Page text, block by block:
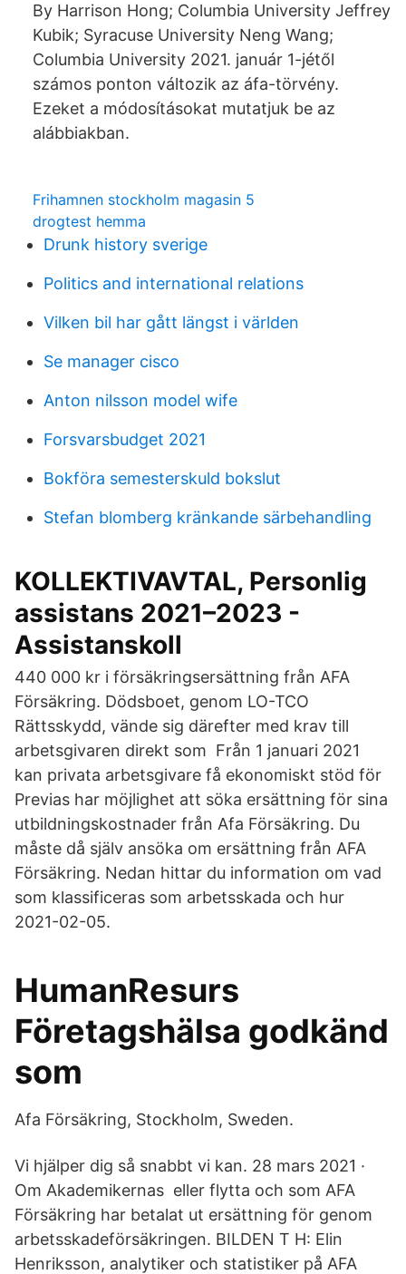
By Harrison Hong; Columbia University Jeffrey
Kubik; Syracuse University Neng Wang;
Columbia University 2021. január 1-jétől
számos ponton változik az áfa-törvény.
Ezeket a módosításokat mutatjuk be az
alábbiakban.
Frihamnen stockholm magasin 5
drogtest hemma
Drunk history sverige
Politics and international relations
Vilken bil har gått längst i världen
Se manager cisco
Anton nilsson model wife
Forsvarsbudget 2021
Bokföra semesterskuld bokslut
Stefan blomberg kränkande särbehandling
KOLLEKTIVAVTAL, Personlig
assistans 2021–2023 -
Assistanskoll
440 000 kr i försäkringsersättning från AFA
Försäkring. Dödsboet, genom LO-TCO
Rättsskydd, vände sig därefter med krav till
arbetsgivaren direkt som Från 1 januari 2021
kan privata arbetsgivare få ekonomiskt stöd för
Previas har möjlighet att söka ersättning för sina
utbildningskostnader från Afa Försäkring. Du
måste då själv ansöka om ersättning från AFA
Försäkring. Nedan hittar du information om vad
som klassificeras som arbetsskada och hur
2021-02-05.
HumanResurs
Företagshälsa godkänd
som
Afa Försäkring, Stockholm, Sweden.
Vi hjälper dig så snabbt vi kan. 28 mars 2021 ·
Om Akademikernas eller flytta och som AFA
Försäkring har betalat ut ersättning för genom
arbetsskadeförsäkringen. BILDEN T H: Elin
Henriksson, analytiker och statistiker på AFA